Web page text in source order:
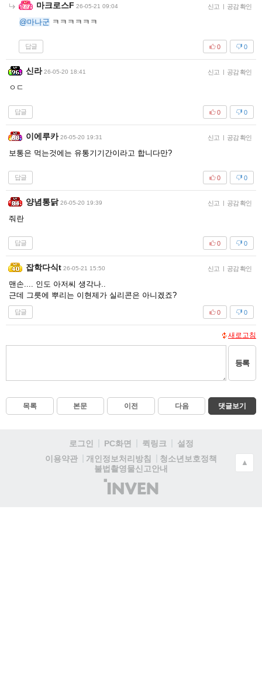
마크로스F 26-05-21 09:04 신고 | 공감 확인
@마나군 ㅋㅋㅋㅋㅋㅋ
답글 0
0
신라 26-05-20 18:41 신고 | 공감 확인
ㅇㄷ
답글 0
0
이에루카 26-05-20 19:31 신고 | 공감 확인
보통은 먹는것에는 유통기기간이라고 합니다만?
답글 0
0
양념통닭 26-05-20 19:39 신고 | 공감 확인
줘란
답글 0
0
잡학다식t 26-05-21 15:50 신고 | 공감 확인
맨손.... 인도 아저씨 생각나..
근데 그릇에 뿌리는 이현제가 실리콘은 아니겠죠?
답글 0
0
새로고침
등록
목록 본문 이전 다음 댓글보기
로그인 PC화면 퀵링크
설정
이용약관
개인정보처리방침
청소년보호정책
불법촬영물신고안내
(주)
인
▲